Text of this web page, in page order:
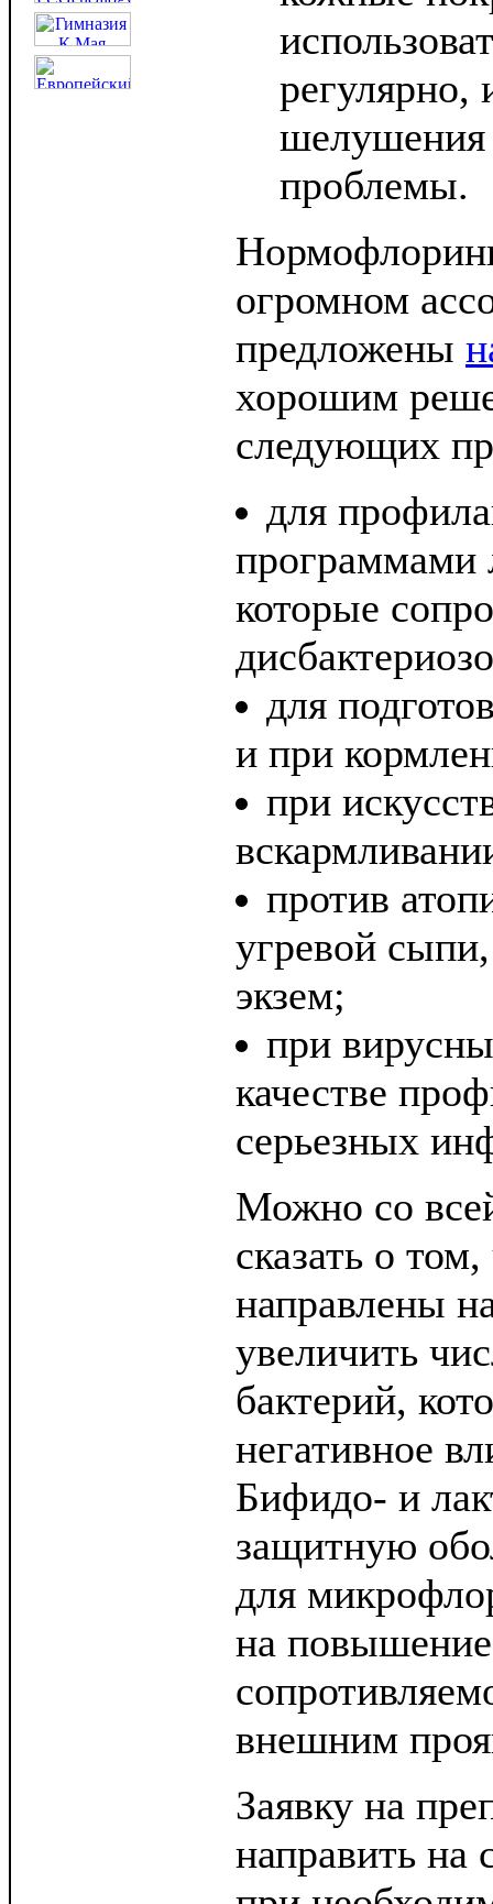
регулярно,
шелушения
проблемы.
огромном
предложены
хорошим
следующих
для
которые
для
и при
при
против
угревой
экзем;
при
качестве
серьезных
Можно со
сказать о
направлены
увеличить
бактерий,
негативное
Бифидо- и
защитную
для
на
внешним
Заявку на
направить на